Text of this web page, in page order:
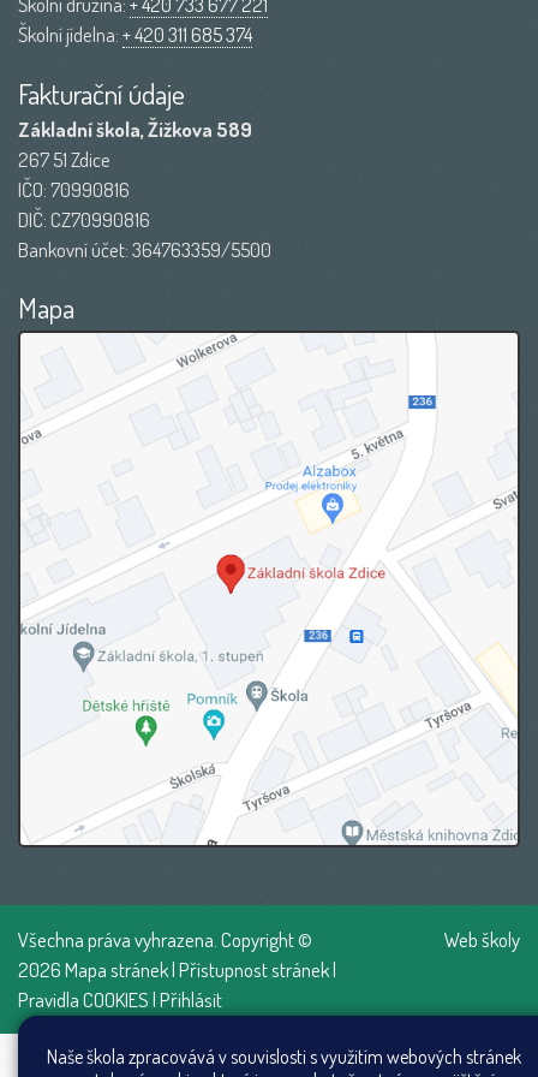
Školní jídelna:+ 420 311 685 374
Fakturační údaje
Základní škola, Žižkova 589
267 51 Zdice
IČO: 70990816
DIČ: CZ70990816
Bankovní účet: 364763359/5500
Mapa
Všechna práva vyhrazena. Copyright ©
2026Mapa stránek|Přístupnost stránek|
Pravidla COOKIES|Přihlásit
Web školy
Naše škola zpracovává v souvislosti s využitím webových stránek